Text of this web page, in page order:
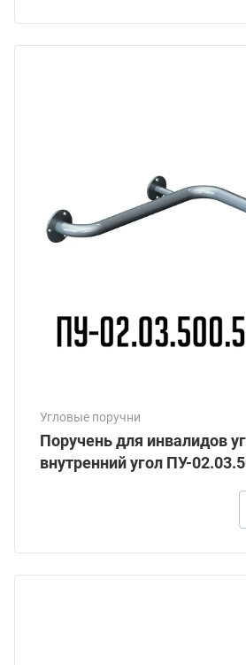
Угловые поручни
Поручень для инвалидов
внутренний угол ПУ-